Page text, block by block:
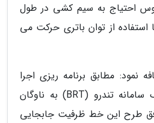
احتیاج به سیم کشی در طول
از توان باتری حرکت می
نمود: مطابق برنامه ریزی اجرا
شده مقرر است خط یک سامانه تندرو (BRT) به ناوگان
طرح این خط ظرفیت جابجایی